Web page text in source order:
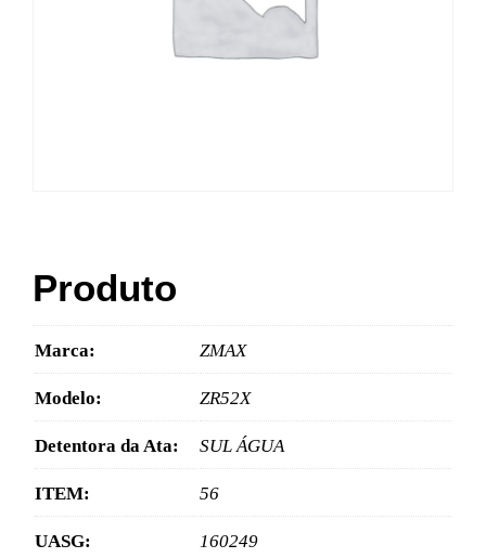
Produto
Marca: ZMAX
Modelo: ZR52X
Detentora da Ata: SUL ÁGUA
ITEM: 56
UASG: 160249